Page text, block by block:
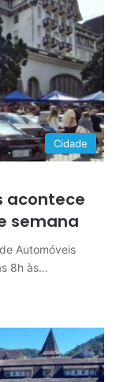
Cidade
acontece
semana
Automóveis
8h às…